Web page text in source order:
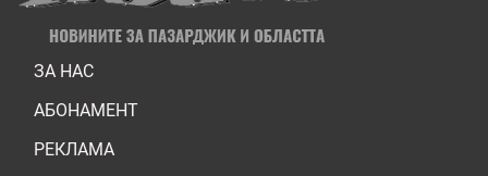
ЗА НАС
АБОНАМЕНТ
РЕКЛАМА